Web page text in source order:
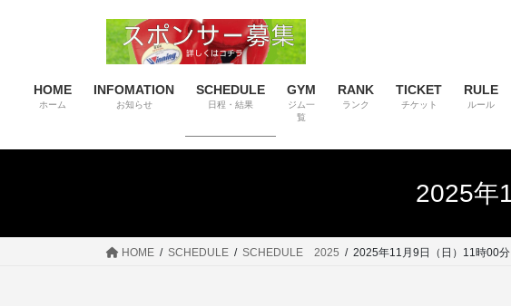
HOME
ホーム
INFOMATION
お知らせ
SCHEDULE
日程・結果
GYM
ジム一
覧
RANK
ランク
TICKET
チケット
RULE
ルール
2025年
HOME SCHEDULE SCHEDULE 2025 2025年11月9日（日）11時00分